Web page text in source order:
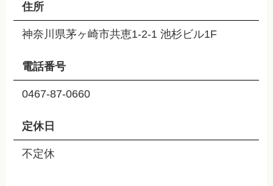
住所
神奈川県茅ヶ崎市共恵1-2-1 池杉ビル1F
電話番号
0467-87-0660
定休日
不定休